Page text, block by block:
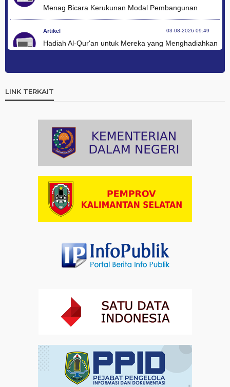
Menag Bicara Kerukunan Modal Pembangunan
Artikel 03-08-2026 09:49
Hadiah Al-Qur'an untuk Mereka yang Menghadiahkan
Ini Teks Lengkap Doa Kebangsaan Umat Kristen
Protestan di Monas
Artikel
Paduan Suara yang Menyatukan Harapan untuk
Indonesia
Dalam Zikir dan Doa Kebangsaan, Tio Menemukan
Makna Keberagaman
Artikel 01-08-2026 18:00
Kebangsaan di Monas
31-07-2026 16:04
Pandang terhadap Penyandang Disabilitas
LINK TERKAIT